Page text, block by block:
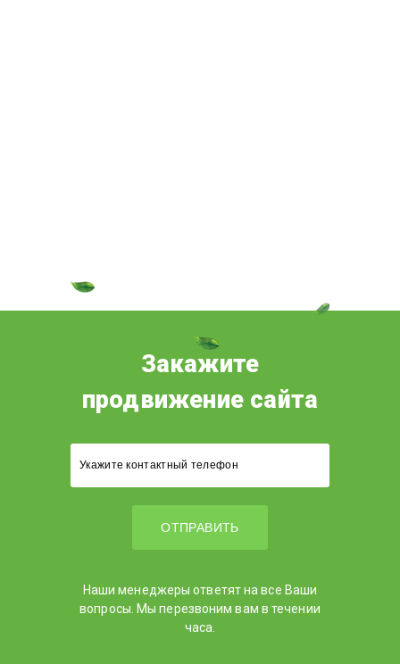
Закажите
продвижение сайта
Наши менеджеры ответят на все Ваши
вопросы. Мы перезвоним вам в течении
часа.